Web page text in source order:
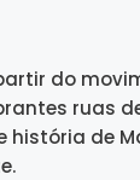
do
ruas
de